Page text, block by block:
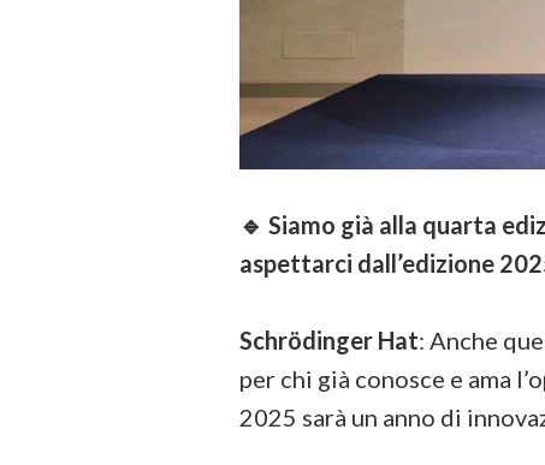
🔹 Siamo già alla quarta
aspettarci dall’edizione
Schrödinger Hat: Anche
per chi già conosce e ama
2025 sarà un anno di